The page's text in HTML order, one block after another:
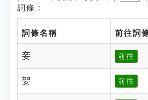
詞條：
詞條名稱 前往詞
妾 前往
妿 前往